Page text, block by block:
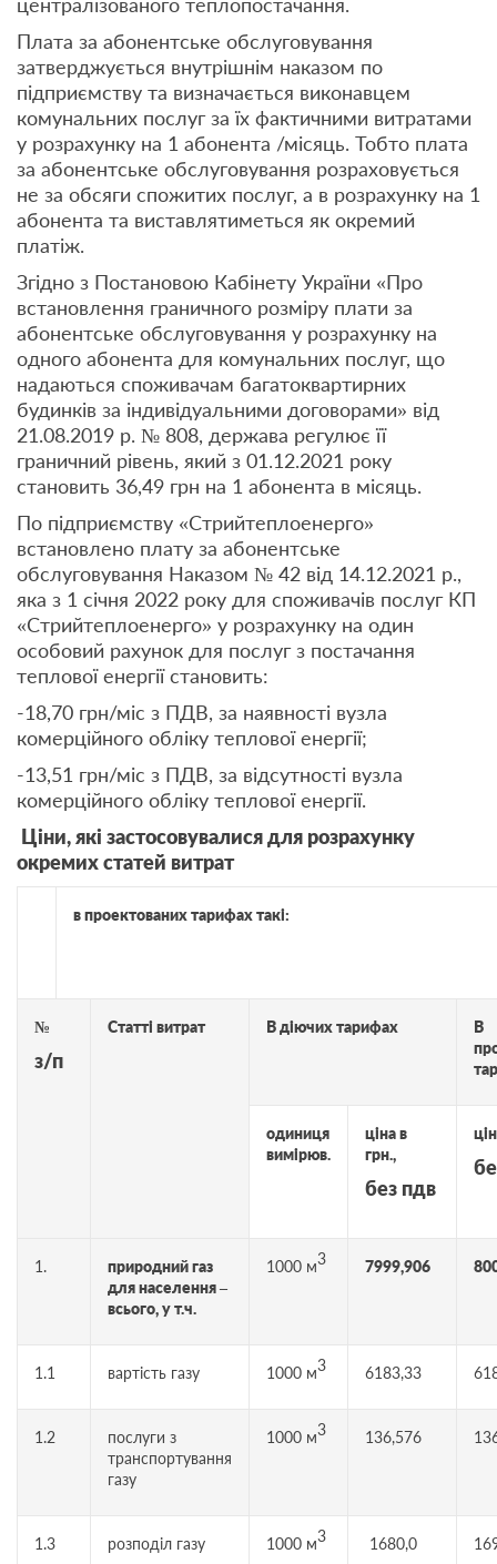
Плата за абонентське обслуговування
затверджується внутрішнім наказом по
підприємству та визначається виконавцем
комунальних послуг за їх фактичними витратами
у розрахунку на 1 абонента /місяць. Тобто плата
за абонентське обслуговування розраховується
не за обсяги спожитих послуг, а в розрахунку на 1
абонента та виставлятиметься як окремий
платіж.
Згідно з Постановою Кабінету України «Про
встановлення граничного розміру плати за
абонентське обслуговування у розрахунку на
одного абонента для комунальних послуг, що
надаються споживачам багатоквартирних
будинків за індивідуальними договорами» від
21.08.2019 р. № 808, держава регулює її
граничний рівень, який з 01.12.2021 року
становить 36,49 грн на 1 абонента в місяць.
По підприємству «Стрийтеплоенерго»
встановлено плату за абонентське
обслуговування Наказом № 42 від 14.12.2021 р.,
яка з 1 січня 2022 року для споживачів послуг КП
«Стрийтеплоенерго» у розрахунку на один
особовий рахунок для послуг з постачання
теплової енергії становить:
-18,70 грн/міс з ПДВ, за наявності вузла
комерційного обліку теплової енергії;
-13,51 грн/міс з ПДВ, за відсутності вузла
комерційного обліку теплової енергії.
Ціни, які застосовувалисядля розрахунку
окремих статей витрат
в проектованих тарифах такі:
№
з/п
Статті витрат В діючих тарифах
В
одиниця
вимірюв.
ціна в
грн.,
без пдв
1.
природний газ
для населення –
всього, у т.ч.
1000 м3 7999,906
1.1 вартість газу 1000 м3 6183,33
1.2
послуги з
транспортування
газу
1000 м3 136,576
1.3 розподіл газу 1000 м3 1680,0